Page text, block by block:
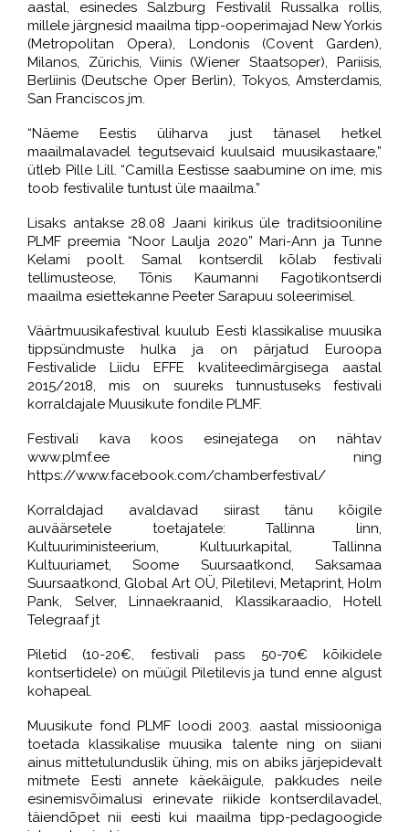
aastal, esinedes Salzburg Festivalil Russalka rollis,
millele järgnesid maailma tipp-ooperimajad New Yorkis
(Metropolitan Opera), Londonis (Covent Garden),
Milanos, Zürichis, Viinis (Wiener Staatsoper), Pariisis,
Berliinis (Deutsche Oper Berlin), Tokyos, Amsterdamis,
San Franciscos jm.
“Näeme Eestis üliharva just tänasel hetkel
maailmalavadel tegutsevaid kuulsaid muusikastaare,”
ütleb Pille Lill. “Camilla Eestisse saabumine on ime, mis
toob festivalile tuntust üle maailma.”
Lisaks antakse 28.08 Jaani kirikus üle traditsiooniline
PLMF preemia “Noor Laulja 2020” Mari-Ann ja Tunne
Kelami poolt. Samal kontserdil kõlab festivali
tellimusteose, Tõnis Kaumanni Fagotikontserdi
maailma esiettekanne Peeter Sarapuu soleerimisel.
Väärtmuusikafestival kuulub Eesti klassikalise muusika
tippsündmuste hulka ja on pärjatud Euroopa
Festivalide Liidu EFFE kvaliteedimärgisega aastal
2015/2018, mis on suureks tunnustuseks festivali
korraldajale Muusikute fondile PLMF.
Festivali kava koos esinejatega on nähtav
www.plmf.ee ning
https://www.facebook.com/chamberfestival/
Korraldajad avaldavad siirast tänu kõigile
auväärsetele toetajatele: Tallinna linn,
Kultuuriministeerium, Kultuurkapital, Tallinna
Kultuuriamet, Soome Suursaatkond, Saksamaa
Suursaatkond, Global Art OÜ, Piletilevi, Metaprint, Holm
Pank, Selver, Linnaekraanid, Klassikaraadio, Hotell
Telegraaf jt
Piletid (10-20€, festivali pass 50-70€ kõikidele
kontsertidele) on müügil Piletilevis ja tund enne algust
kohapeal.
Muusikute fond PLMF loodi 2003. aastal missiooniga
toetada klassikalise muusika talente ning on siiani
ainus mittetulunduslik ühing, mis on abiks järjepidevalt
mitmete Eesti annete käekäigule, pakkudes neile
esinemisvõimalusi erinevate riikide kontserdilavadel,
täiendõpet nii eesti kui maailma tipp-pedagoogide